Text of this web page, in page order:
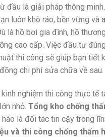
đầu là giải pháp thông
luôn khô ráo, bền vững và
là hồ bơi gia đình, hồ
cao cấp. Việc đầu tư
thi công sẽ giúp bạn tiết
chi phí sửa chữa về sau.
nghiệm thi công thực tế
nhỏ. Tổng kho chống
là đối tác tin cậy trong
và thi công chống thấm